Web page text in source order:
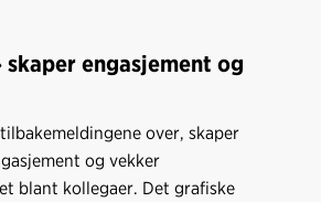
engasjement og
over, skaper
og vekker
blant kollegaer. Det grafiske